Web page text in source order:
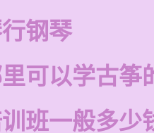
钢琴
可以学古筝
班一般多少